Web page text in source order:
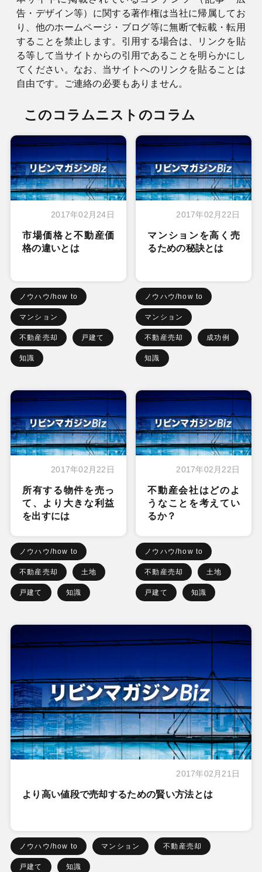
告・デザイン等）に関する著作権は当社に帰属してお
り、他のホームページ・ブログ等に無断で転載・転用
することを禁止します。引用する場合は、リンクを貼
る等して当サイトからの引用であることを明らかにし
てください。なお、当サイトへのリンクを貼ることは
自由です。ご連絡の必要もありません。
このコラムニストのコラム
2017年02月24日
市場価格と不動産価
格の違いとは
ノウハウ/how to
マンション
不動産売却 戸建て
知識
2017年02月22日
マンションを高く売
るための秘訣とは
ノウハウ/how to
マンション
不動産売却 成功例
知識
2017年02月22日
所有する物件を売っ
て、より大きな利益
を出すには
ノウハウ/how to
不動産売却 土地
戸建て 知識
2017年02月22日
不動産会社はどのよ
うなことを考えてい
るか？
ノウハウ/how to
不動産売却 土地
戸建て 知識
2017年02月21日
より高い値段で売却するための賢い方法とは
ノウハウ/how to マンション 不動産売却
戸建て 知識